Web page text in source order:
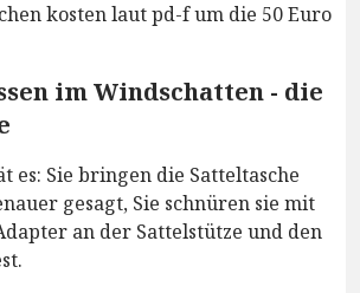
kosten laut pd-f um die 50 Euro
im Windschatten - die
es: Sie bringen die Satteltasche
gesagt, Sie schnüren sie mit
an der Sattelstütze und den